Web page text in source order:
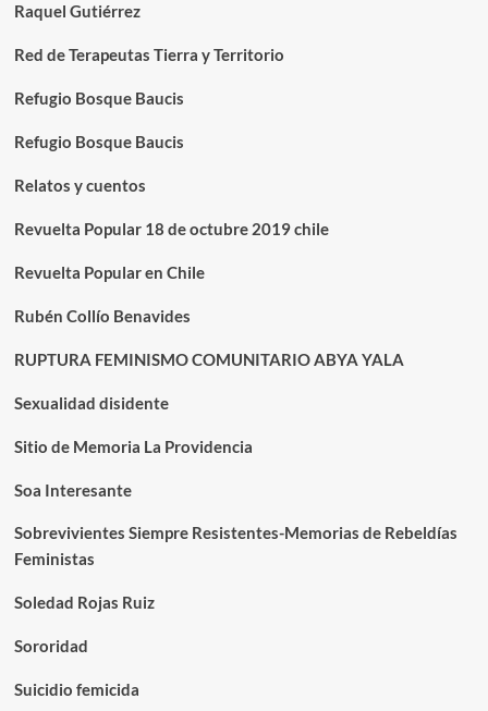
Raquel Gutiérrez
Red de Terapeutas Tierra y Territorio
Refugio Bosque Baucis
Refugio Bosque Baucis
Relatos y cuentos
Revuelta Popular 18 de octubre 2019 chile
Revuelta Popular en Chile
Rubén Collío Benavides
RUPTURA FEMINISMO COMUNITARIO ABYA YALA
Sexualidad disidente
Sitio de Memoria La Providencia
Soa Interesante
Sobrevivientes Siempre Resistentes-Memorias de Rebeldías
Feministas
Soledad Rojas Ruiz
Sororidad
Suicidio femicida